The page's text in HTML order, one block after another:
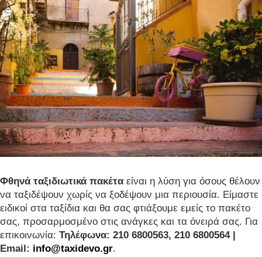
Φθηνά ταξιδιωτικά πακέτα είναι η λύση για όσους θέλουν
να ταξιδέψουν χωρίς να ξοδέψουν μια περιουσία. Είμαστε
ειδικοί στα ταξίδια και θα σας φτιάξουμε εμείς το πακέτο
σας, προσαρμοσμένο στις ανάγκες και τα όνειρά σας. Για
επικοινωνία: Τηλέφωνα: 210 6800563, 210 6800564 |
Email: info@taxidevo.gr.